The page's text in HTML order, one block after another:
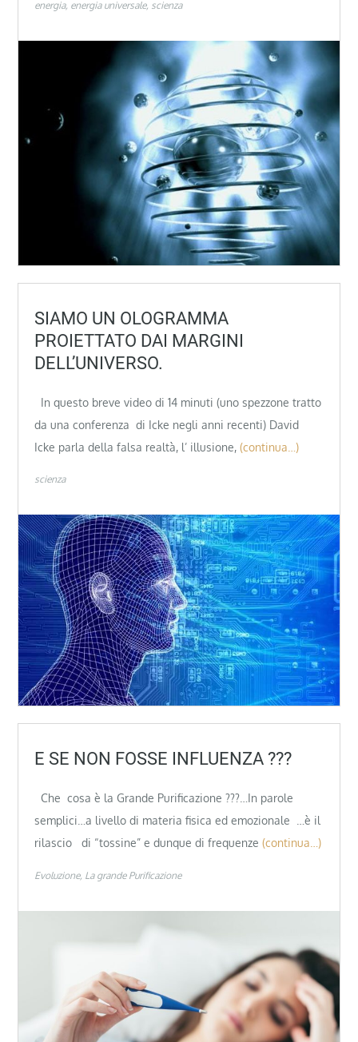
energia energia universale scienza
SIAMO UN OLOGRAMMA
PROIETTATO DAI MARGINI
DELL’UNIVERSO.
In questo breve video di 14 minuti (uno spezzone tratto
da una conferenza di Icke negli anni recenti) David
Icke parla della falsa realtà, l’ illusione, (continua…)
scienza
E SE NON FOSSE INFLUENZA ???
Che cosa è la Grande Purificazione ???…In parole
semplici…a livello di materia fisica ed emozionale …è il
rilascio di “tossine” e dunque di frequenze (continua…)
Evoluzione La grande Purificazione